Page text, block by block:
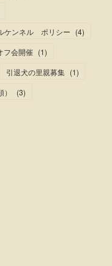
ケンネル ポリシー (4)
フ会開催 (1)
引退犬の里親募集 (1)
(3)